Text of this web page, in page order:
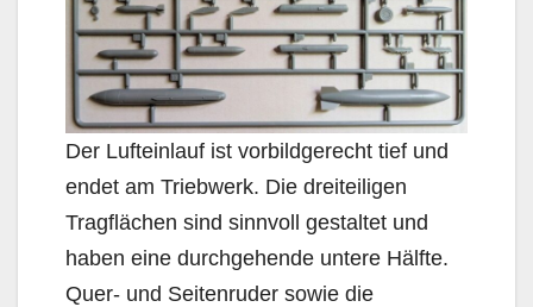
Der Lufteinlauf ist vorbildgerecht tief und
endet am Triebwerk. Die dreiteiligen
Tragflächen sind sinnvoll gestaltet und
haben eine durchgehende untere Hälfte.
Quer- und Seitenruder sowie die